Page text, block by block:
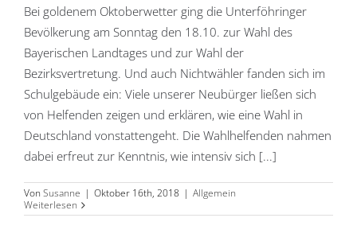
Bei goldenem Oktoberwetter ging die Unterföhringer
Bevölkerung am Sonntag den 18.10. zur Wahl des
Bayerischen Landtages und zur Wahl der
Bezirksvertretung. Und auch Nichtwähler fanden sich im
Schulgebäude ein: Viele unserer Neubürger ließen sich
von Helfenden zeigen und erklären, wie eine Wahl in
Deutschland vonstattengeht. Die Wahlhelfenden nahmen
dabei erfreut zur Kenntnis, wie intensiv sich [...]
Von Susanne | Oktober 16th, 2018 | Allgemein
Weiterlesen